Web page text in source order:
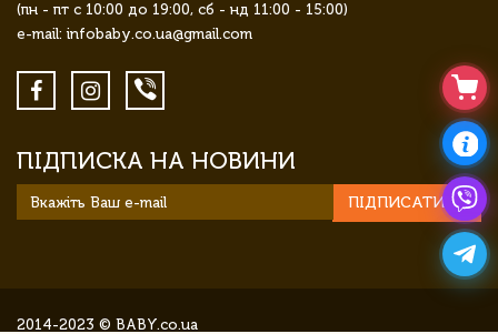
(пн - пт с 10:00 до 19:00, сб - нд 11:00 - 15:00)
e-mail: infobaby.co.ua@gmail.com
ПІДПИСКА НА НОВИНИ
ПІДПИСАТИСЯ
2014-2023 © BABY.co.ua